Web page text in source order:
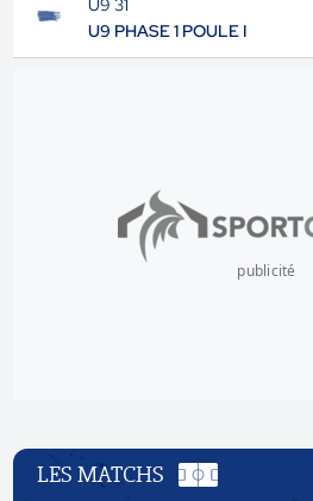
U9 31
U9 PHASE 1 POULE I
publicité
LES MATCHS